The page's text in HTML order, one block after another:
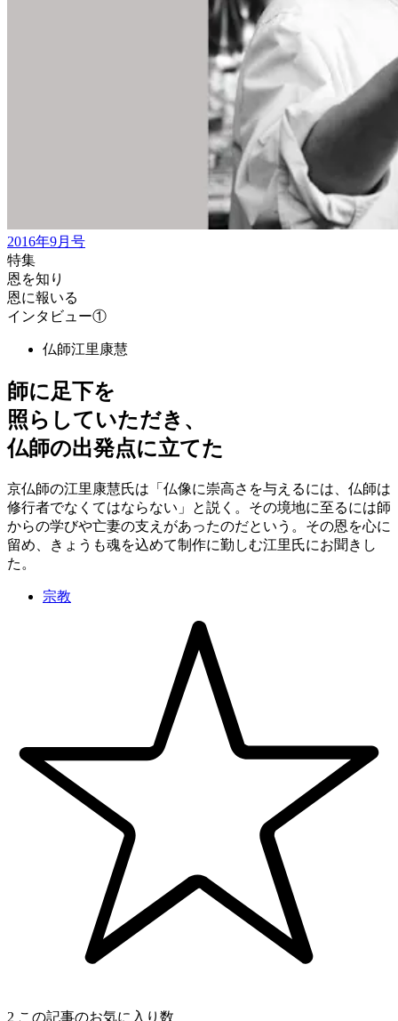
2016年9月号
特集
恩を知り
恩に報いる
インタビュー①
仏師江里康慧
師に足下を
照らしていただき、
仏師の出発点に立てた
京仏師の江里康慧氏は「仏像に崇高さを与えるには、仏師は
修行者でなくてはならない」と説く。その境地に至るには師
からの学びや亡妻の支えがあったのだという。その恩を心に
留め、きょうも魂を込めて制作に勤しむ江里氏にお聞きし
た。
宗教
2 この記事のお気に入り数